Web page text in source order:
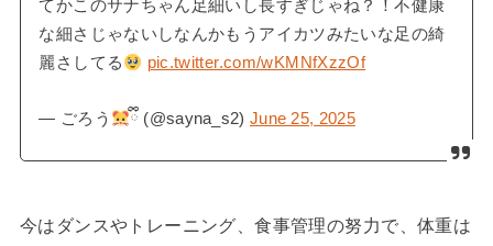
てかこのサナちゃん足細いし長すぎじゃね？！不健康
な細さじゃないしなんかもうアイカツみたいな足の綺
麗さしてる
pic.twitter.com/wKMNfXzzOf
— ごろう ྀི (@sayna_s2) June 25, 2025
今はダンスやトレーニング、食事管理の努力で、体重は